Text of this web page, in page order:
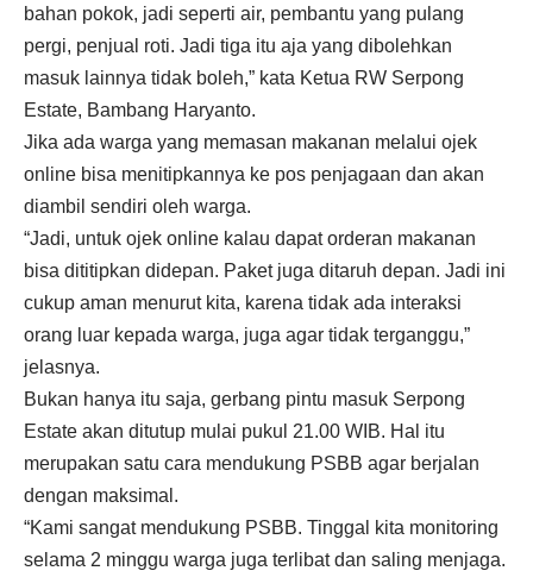
bahan pokok, jadi seperti air, pembantu yang pulang
pergi, penjual roti. Jadi tiga itu aja yang dibolehkan
masuk lainnya tidak boleh,” kata Ketua RW Serpong
Estate, Bambang Haryanto.
Jika ada warga yang memasan makanan melalui ojek
online bisa menitipkannya ke pos penjagaan dan akan
diambil sendiri oleh warga.
“Jadi, untuk ojek online kalau dapat orderan makanan
bisa dititipkan didepan. Paket juga ditaruh depan. Jadi ini
cukup aman menurut kita, karena tidak ada interaksi
orang luar kepada warga, juga agar tidak terganggu,”
jelasnya.
Bukan hanya itu saja, gerbang pintu masuk Serpong
Estate akan ditutup mulai pukul 21.00 WIB. Hal itu
merupakan satu cara mendukung PSBB agar berjalan
dengan maksimal.
“Kami sangat mendukung PSBB. Tinggal kita monitoring
selama 2 minggu warga juga terlibat dan saling menjaga.